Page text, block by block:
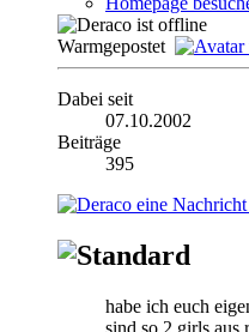
Warmgepostet
Dabei seit
07.10.2002
Beiträge
395
habe ich euch
sind so 2 girls aus